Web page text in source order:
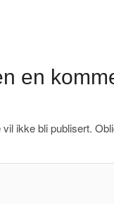
en
ikke bli publisert.